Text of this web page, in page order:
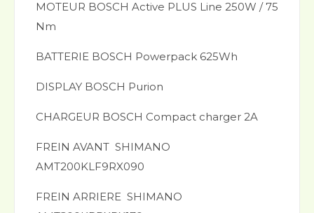
MOTEUR BOSCH Active PLUS Line 250W / 75
Nm
BATTERIE BOSCH Powerpack 625Wh
DISPLAY BOSCH Purion
CHARGEUR BOSCH Compact charger 2A
FREIN AVANT SHIMANO
AMT200KLF9RX090
FREIN ARRIERE SHIMANO